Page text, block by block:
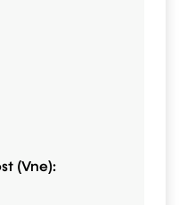
(Vne):